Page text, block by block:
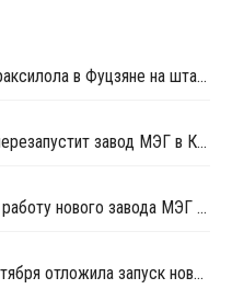
FREP в июле загрузила завод параксилола в Фуцзяне на штатном уровне
Yangzi Petrochemical 13 апреля перезапустит завод МЭГ в Китае после планового ремонта
Qianxi Coal Chemical возобновила работу нового завода МЭГ в Цяньси после профилактики
Reliance до первой половины сентября отложила запуск нового завода МЭГ в Джамнагаре